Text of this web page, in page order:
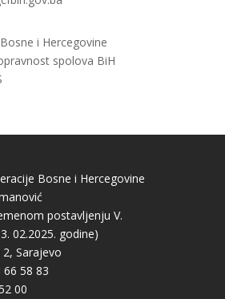
i Hercegovine
spolova BiH
Bosne i Hercegovine
postavljenju V.
02.2025. godine)
Sarajevo
58 83
00